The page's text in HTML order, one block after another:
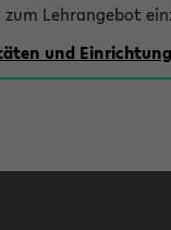
zum Lehrangebot
und